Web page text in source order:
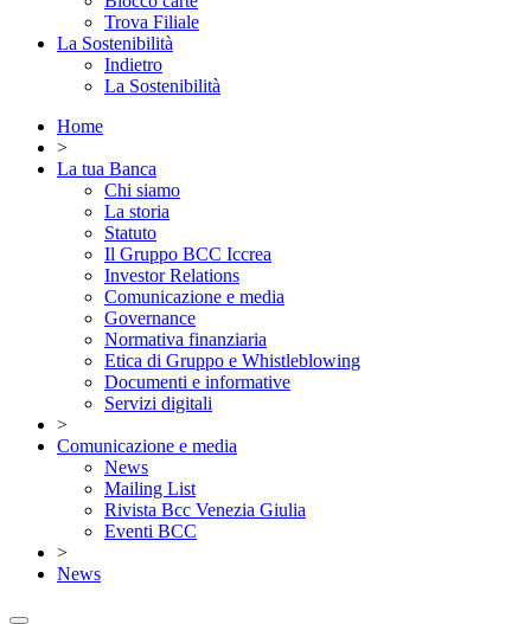
Trova Filiale
La Sostenibilità
Indietro
La Sostenibilità
Home
>
La tua Banca
Chi siamo
La storia
Statuto
Il Gruppo BCC Iccrea
Investor Relations
Comunicazione e media
Governance
Normativa finanziaria
Etica di Gruppo e Whistleblowing
Documenti e informative
Servizi digitali
>
Comunicazione e media
News
Mailing List
Rivista Bcc Venezia Giulia
Eventi BCC
>
News